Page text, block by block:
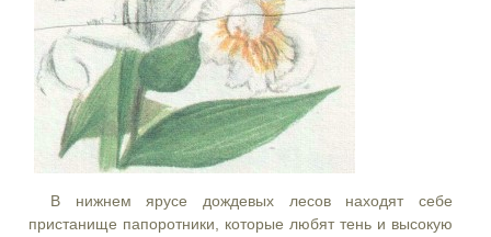
В нижнем ярусе дождевых лесов находят себе
пристанище папоротники, которые любят тень и высокую